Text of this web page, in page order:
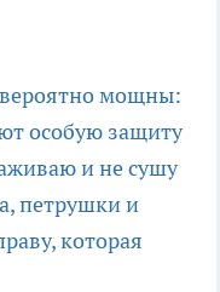
мощны:
особую защиту
и не сушу
петрушки и
которая